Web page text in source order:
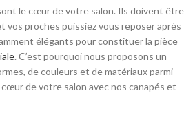
d'abord
á nous proposer, n'hésitez
le cœur de votre salon. Ils doivent être
vos proches puissiez vous reposer après
élégants pour constituer la pièce
. C’est pourquoi nous proposons un
de couleurs et de matériaux parmi
de votre salon avec nos canapés et